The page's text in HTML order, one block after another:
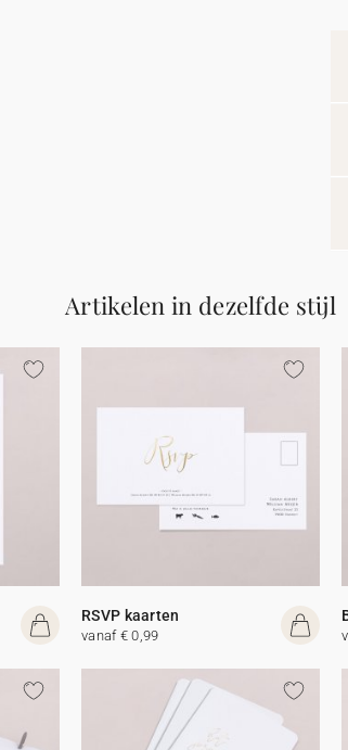
Artikelen in dezelfde stijl
RSVP kaarten
vanaf € 0,99